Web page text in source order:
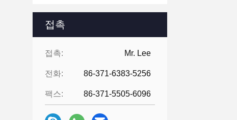
접촉
접촉: Mr. Lee
전화: 86-371-6383-5256
팩스: 86-371-5505-6096